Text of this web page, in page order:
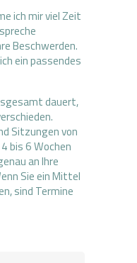
ich mir viel Zeit
Beschwerden.
ein passendes
dauert,
Sitzungen von
bis 6 Wochen
an Ihre
Sie ein Mittel
sind Termine